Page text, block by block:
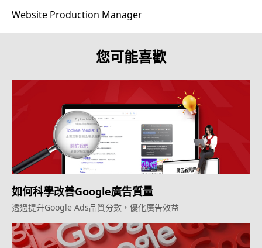
Website Production Manager
您可能喜歡
如何科學改善Google廣告質量
透過提升Google Ads品質分數，優化廣告效益